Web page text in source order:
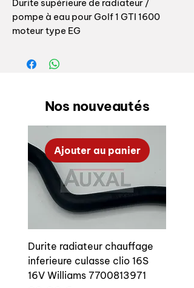
Durite supérieure de radiateur /
pompe à eau pour Golf 1 GTI 1600
moteur type EG
Référence origine: 171121101AH ,
repère 11 sur l'éclaté.
EPDM conforme origine
Upper radiator hose / cylinder block
to radiator for Golf 1 GTI 1600 EG
OEM reference: 171121101AH , number
11 on explode
Auxal manufacturing, top quality,
Nos nouveautés
Ajouter au panier
Durite radiateur chauffage
inferieure culasse clio 16S
16V Williams 7700813971